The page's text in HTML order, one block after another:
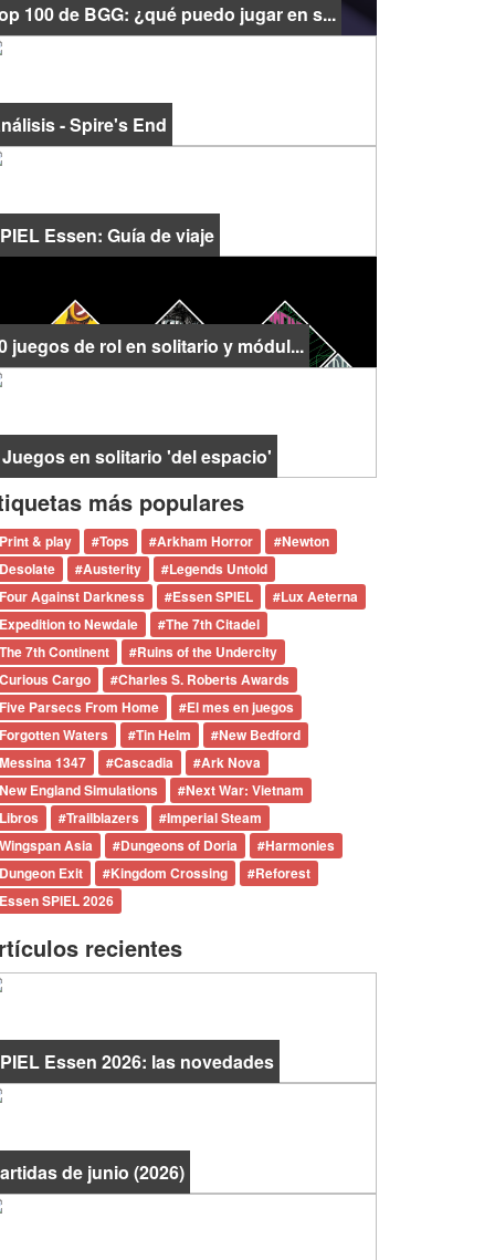
100 de BGG: ¿qué puedo jugar en s...
- Spire's End
Essen: Guía de viaje
juegos de rol en solitario y módul...
en solitario 'del espacio'
más populares
& play #Tops #Arkham Horror #Newton
#Austerity #Legends Untold
Against Darkness #Essen SPIEL #Lux Aeterna
to Newdale #The 7th Citadel
7th Continent #Ruins of the Undercity
Cargo #Charles S. Roberts Awards
Parsecs From Home #El mes en juegos
Waters #Tin Helm #New Bedford
1347 #Cascadia #Ark Nova
England Simulations #Next War: Vietnam
#Trailblazers #Imperial Steam
Asia #Dungeons of Doria #Harmonies
Exit #Kingdom Crossing #Reforest
SPIEL 2026
recientes
Essen 2026: las novedades
de junio (2026)